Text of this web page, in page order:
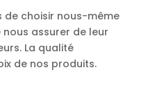
de choisir nous-même
assurer de leur
La qualité
de nos produits.